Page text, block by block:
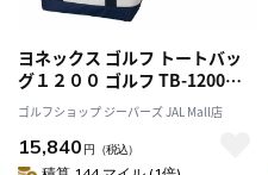
ヨネックス ゴルフ トートバッ
グ１２００ ゴルフ TB-1200
2025年モデル YONEX 日本正規
品
ゴルフショップ ジーパーズ JAL Mall店
15,840 円 （税込）